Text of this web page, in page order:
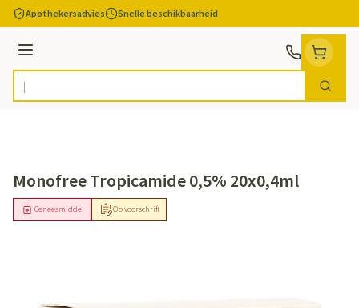
Ga naar de inhoud
Apothekersadvies Snelle beschikbaarheid
Menu
Product, merk, categorie... Zoek
Monofree Tropicamide 0,5% 20x0,4ml
Op voorschrift
Geneesmiddel